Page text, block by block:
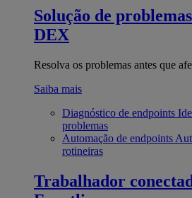
Solução de problemas
DEX
Resolva os problemas antes que
Saiba mais
Diagnóstico de endpoints
problemas
Automação de endpoints
rotineiras
Trabalhador